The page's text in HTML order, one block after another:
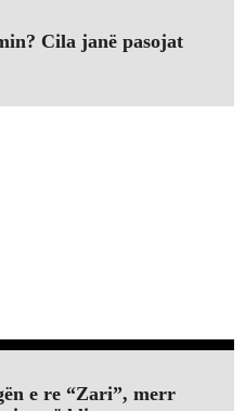
Cila janë pasojat
e re “Zari”, merr